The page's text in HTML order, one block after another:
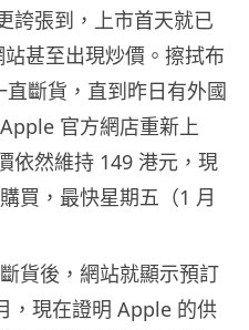
誇張到，上市首天就已
甚至出現炒價。擦拭布
斷貨，直到昨日有外國
官方網店重新上
依然維持 149 港元，現
買，最快星期五（1 月
貨後，網站就顯示預訂
，現在證明 Apple 的供